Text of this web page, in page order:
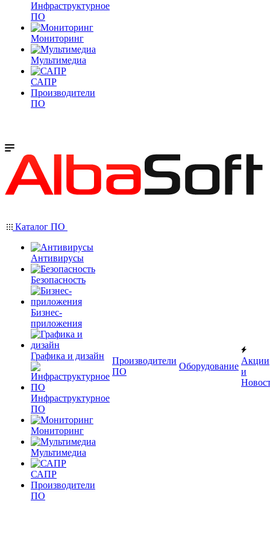
Инфраструктурное
ПО
Мониторинг
Мультимедиа
САПР
Производители
ПО
Каталог ПО
Антивирусы
Безопасность
Бизнес-
приложения
Графика и дизайн
Инфраструктурное
ПО
Мониторинг
Мультимедиа
САПР
Производители
ПО
Производители
ПО
Оборудование
Акции
и